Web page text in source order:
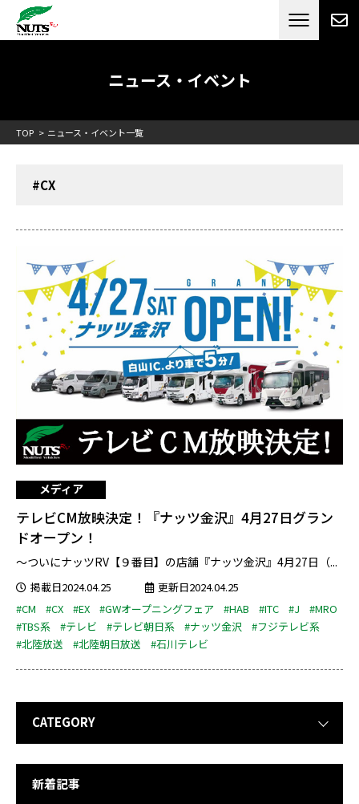
日本最大級のキャンピングカーメーカー
RV[テレビCM放送]
ニュース・イベント
TOP ニュース・イベント一覧
#CX
メディア
テレビCM放映決定！『ナッツ金沢』4月27日グラン
ドオープン！
～ついにナッツRV【９番目】の店舗『ナッツ金沢』4月27日（...
掲載日2024.04.25
更新日2024.04.25
#CM
#CX #EX #GWオープニングフェア #HAB #ITC #J
#MRO
#TBS系
#テレビ #テレビ朝日系 #ナッツ金沢
#フジテレビ系
#北陸放送
#北陸朝日放送 #石川テレビ
CATEGORY
新着記事